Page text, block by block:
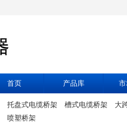
首页 产品库
托盘式电缆桥架 槽式电缆桥架 大
喷塑桥架